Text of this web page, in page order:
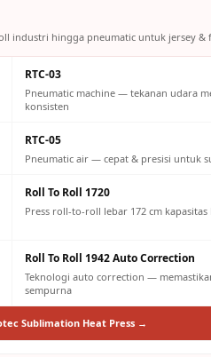
industri hingga pneumatic untuk jersey &
RTC-03
Pneumatic machine — tekanan udara
konsisten
RTC-05
Pneumatic air — cepat & presisi untuk
Roll To Roll 1720
Press roll-to-roll lebar 172 cm
Roll To Roll 1942 Auto Correction
Teknologi auto correction —
sempurna
Sublimation Heat Press →